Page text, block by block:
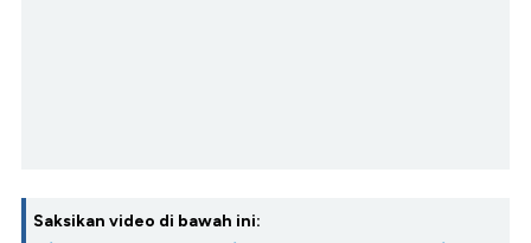
Saksikan video di bawah ini: